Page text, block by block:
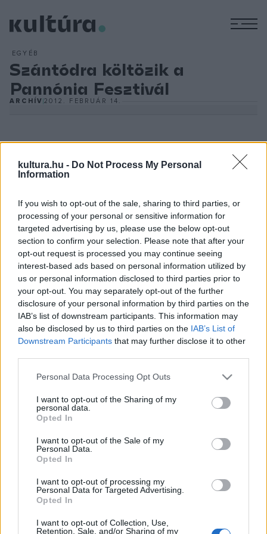
kultura.hu - Do Not Process My Personal
Information
If you wish to opt-out of the sale, sharing to third parties, or
processing of your personal or sensitive information for
targeted advertising by us, please use the below opt-out
section to confirm your selection. Please note that after your
opt-out request is processed you may continue seeing
interest-based ads based on personal information utilized by
us or personal information disclosed to third parties prior to
your opt-out. You may separately opt-out of the further
disclosure of your personal information by third parties on the
IAB’s list of downstream participants. This information may
also be disclosed by us to third parties on the IAB’s List of
Downstream Participants that may further disclose it to other
Please note that this website/app uses one or more Google
not limited to your visit or usage behaviour. You may click to
grant or deny consent to Google and its third-party tags to
use your data for below specified purposes in below Google
consent section.
Personal Data Processing Opt Outs
I want to opt-out of the Sharing of my
personal data.
Opted In
I want to opt-out of the Sale of my
Personal Data.
Opted In
I want to opt-out of processing my
Personal Data for Targeted Advertising.
Opted In
I want to opt-out of Collection, Use,
Retention, Sale, and/or Sharing of my
EGYÉB
Szántódra költözik a
Pannónia Fesztivál
ARCHÍV2012. FEBRUÁR 14.
(MTI) A Pannónia Fesztivált a pünkösdi hosszú hétvégén,
Mázló Imre elmondta: az idén hatodik alkalommal
megrendezendő fesztiválra mintegy 70 ezer embert várnak.
Az új helyszín kapcsán kiemelte: a korábbihoz képest sokkal
jobb infrastruktúra, több sátor- és parkolóhely várja majd a
fesztiválozókat a "vízparttól néhány méterre".
Az idei fesztiválon több mint 160 magyar zenekar és előadó
lép színpadra. A fellépők névsorára a látogatók
Mókusokra érkezett. Részletes programot február végére
ígértek a szervezők.
PROGRAM
MEGOSZTÁS